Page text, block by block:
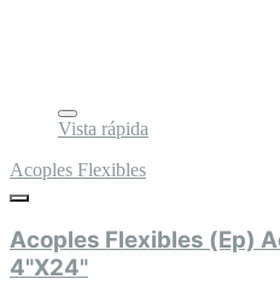
Vista rápida
Acoples Flexibles
Acoples Flexibles (Ep)
4"X24"